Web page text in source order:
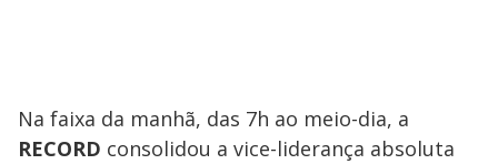
Na faixa da manhã, das 7h ao meio-dia, a
RECORD consolidou a vice-liderança absoluta